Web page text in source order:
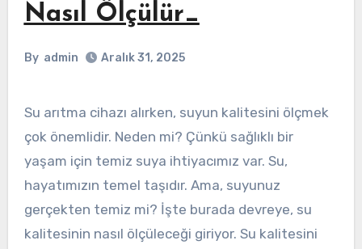
Nasıl Ölçülür_
By admin Aralık 31, 2025
Su arıtma cihazı alırken, suyun kalitesini ölçmek
çok önemlidir. Neden mi? Çünkü sağlıklı bir
yaşam için temiz suya ihtiyacımız var. Su,
hayatımızın temel taşıdır. Ama, suyunuz
gerçekten temiz mi? İşte burada devreye, su
kalitesinin nasıl ölçüleceği giriyor. Su kalitesini